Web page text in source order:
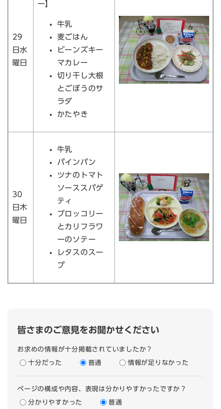
29
日水
曜日
ー】
牛乳
麦ごはん
ビーンズキー
マカレー
切り干し大根
とごぼうのサ
ラダ
かたやき
30
日木
曜日
牛乳
パインパン
ツナのトマト
ソーススパゲ
ティ
ブロッコリー
とカリフラワ
ーのソテー
レタスのスー
プ
皆さまのご意見をお聞かせください
お求めの情報が十分掲載されていましたか？
十分だった 普通 情報が足りなかった
ページの構成や内容、表現は分かりやすかったですか？
分かりやすかった
普通